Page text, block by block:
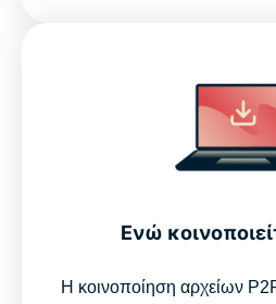
Ενώ
Η κοινοποίηση αρχείων